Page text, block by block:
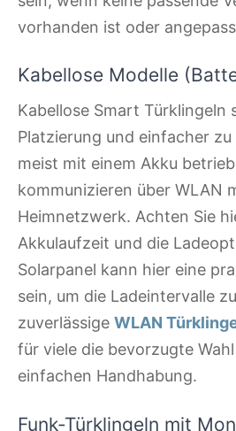
vorhanden ist oder
Kabellose Modelle
Kabellose Smart Türklingeln
Platzierung und einfacher
meist mit einem Akku
kommunizieren über WLAN
Heimnetzwerk. Achten Sie
Akkulaufzeit und die
Solarpanel kann hier eine
sein, um die Ladeintervalle
zuverlässige WLAN
für viele die bevorzugte
einfachen Handhabung.
Funk-Türklingeln mit